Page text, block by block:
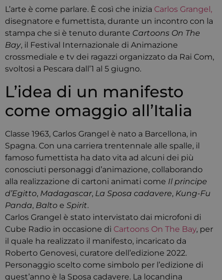
L’arte è come parlare. È così che inizia Carlos Grangel,
disegnatore e fumettista, durante un incontro con la
stampa che si è tenuto durante Cartoons On The
Bay, il Festival Internazionale di Animazione
crossmediale e tv dei ragazzi organizzato da Rai Com,
svoltosi a Pescara dall’1 al 5 giugno.
L’idea di un manifesto
come omaggio all’Italia
Classe 1963, Carlos Grangel è nato a Barcellona, in
Spagna. Con una carriera trentennale alle spalle, il
famoso fumettista ha dato vita ad alcuni dei più
conosciuti personaggi d’animazione, collaborando
alla realizzazione di cartoni animati come Il principe
d’Egitto, Madagascar, La Sposa cadavere, Kung-Fu
Panda, Balto e Spirit.
Carlos Grangel è stato intervistato dai microfoni di
Cube Radio in occasione di Cartoons On The Bay, per
il quale ha realizzato il manifesto, incaricato da
Roberto Genovesi, curatore dell’edizione 2022.
Personaggio scelto come simbolo per l’edizione di
quest’anno è la Sposa cadavere. La locandina